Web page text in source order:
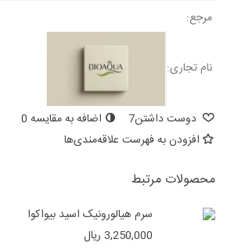
مرجع:
نام تجاری:
دوست داشتن7 اضافه به مقایسه 0
افزودن به فهرست علاقه‌مندی‌ها
محصولات مرتبط
سرم هیالورونیک اسید بیواکوا
3,250,000 ریال